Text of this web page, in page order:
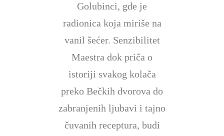
Golubinci, gde je
radionica koja miriše na
vanil šećer. Senzibilitet
Maestra dok priča o
istoriji svakog kolača
preko Bečkih dvorova do
zabranjenih ljubavi i tajno
čuvanih receptura, budi